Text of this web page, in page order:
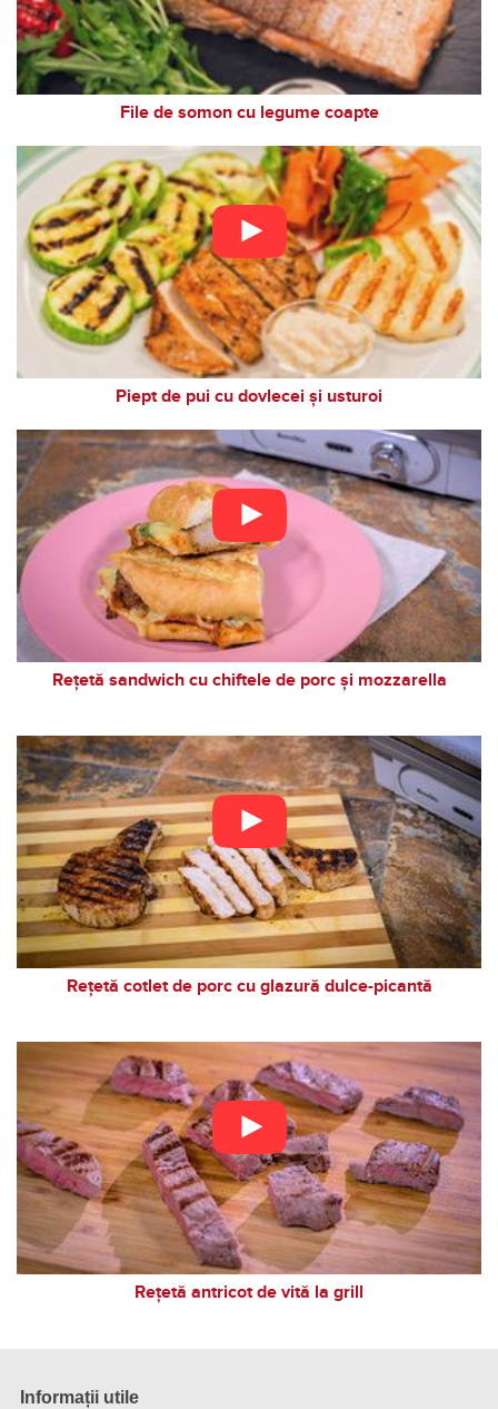
File de somon cu legume coapte
Piept de pui cu dovlecei și usturoi
Rețetă sandwich cu chiftele de porc și mozzarella
Rețetă cotlet de porc cu glazură dulce-picantă
Rețetă antricot de vită la grill
Informații utile